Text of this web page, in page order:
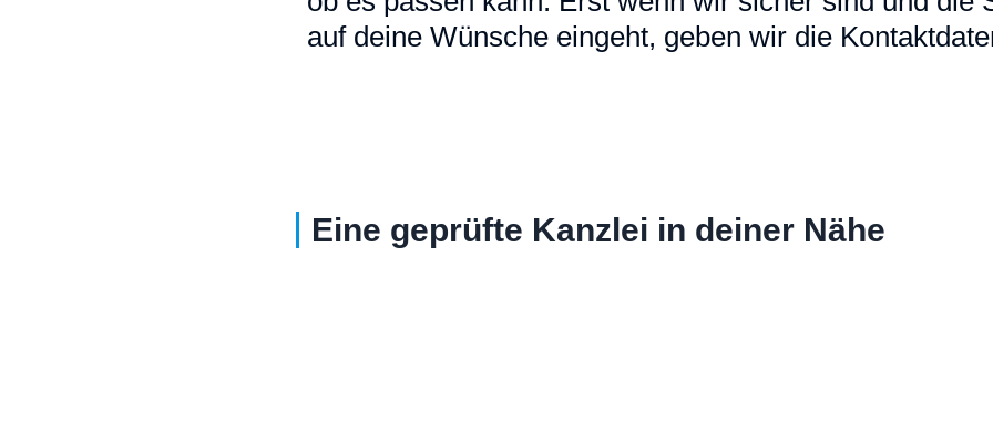
auf deine Wünsche eingeht, geben wir die
Eine geprüfte Kanzlei in deiner Nähe